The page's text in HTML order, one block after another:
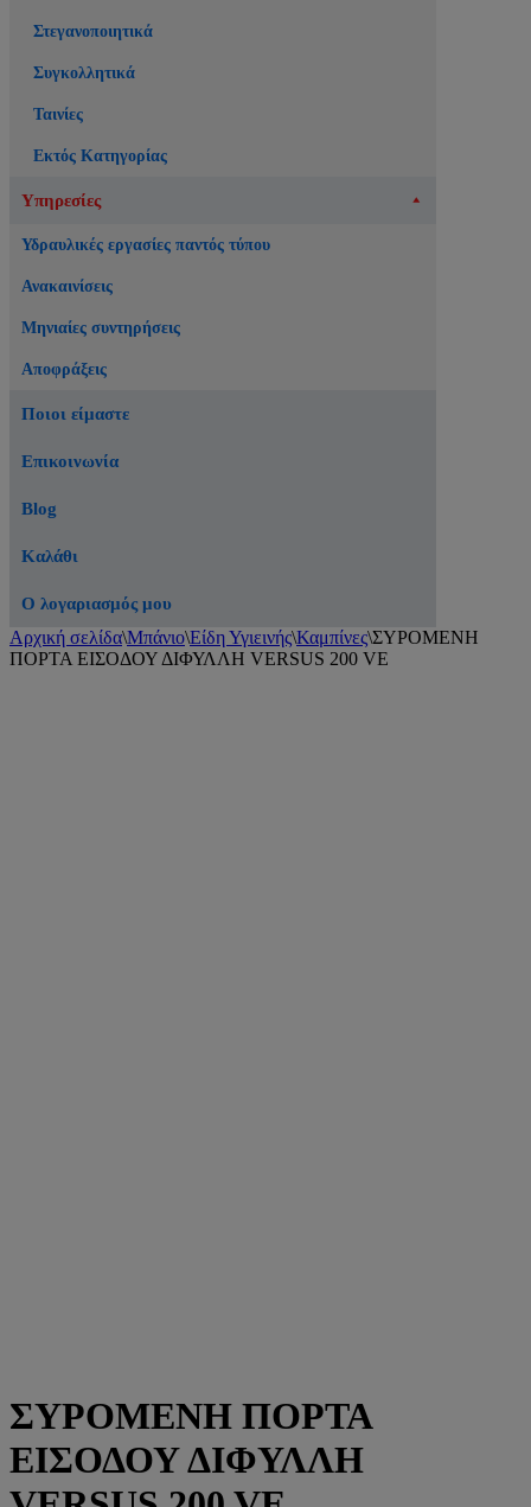
Στεγανοποιητικά
Συγκολλητικά
Ταινίες
Εκτός Κατηγορίας
Υπηρεσίες
Υδραυλικές εργασίες παντός τύπου
Ανακαινίσεις
Μηνιαίες συντηρήσεις
Αποφράξεις
Ποιοι είμαστε
Επικοινωνία
Blog
Καλάθι
Ο λογαριασμός μου
Αρχική σελίδα\Μπάνιο\Είδη Υγιεινής\Καμπίνες\ΣΥΡΟΜΕΝΗ
ΠΟΡΤΑ ΕΙΣΟΔΟΥ ΔΙΦΥΛΛΗ VERSUS 200 VE
ΣΥΡΟΜΕΝΗ ΠΟΡΤΑ
ΕΙΣΟΔΟΥ ΔΙΦΥΛΛΗ